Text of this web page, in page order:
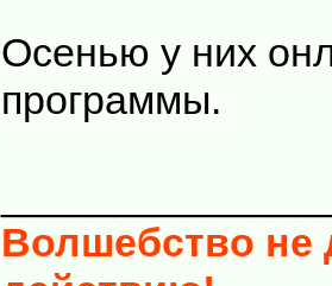
Осенью у них
программы.
Волшебство не